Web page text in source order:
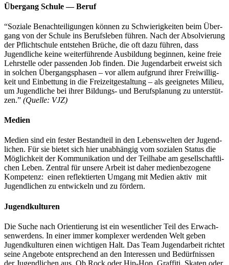
Über­gang Schu­le — Beruf
“Sozia­le Benach­tei­li­gun­gen kön­nen zu Schwie­rig­kei­ten beim Über­
gang von der Schu­le ins Berufs­le­ben füh­ren. Nach der Absol­vie­rung
der Pflicht­schu­le ent­ste­hen Brü­che, die oft dazu füh­ren, dass
Jugend­li­che kei­ne wei­ter­füh­ren­de Aus­bil­dung begin­nen, kei­ne freie
Lehr­stel­le oder pas­sen­den Job fin­den. Die Jugend­ar­beit erweist sich
in sol­chen Über­gangs­pha­sen – vor allem auf­grund ihrer Frei­wil­lig­
keit und Ein­bet­tung in die Frei­zeit­ge­stal­tung – als geeig­ne­tes Milieu,
um Jugend­li­che bei ihrer Bil­­dungs- und Berufs­pla­nung zu unter­stüt­
zen.” (Quel­le: VJZ)
Medien
Medi­en sind ein fes­ter Bestand­teil in den Lebens­wel­ten der Jugend­
li­chen. Für sie bie­tet sich hier unab­hän­gig vom sozia­len Sta­tus die
Mög­lich­keit der Kom­mu­ni­ka­ti­on und der Teil­ha­be am gesell­schaft­li­
chen Leben. Zen­tral für unse­re Arbeit ist daher medi­en­be­zo­ge­ne
Kom­pe­tenz: einen reflek­tier­ten Umgang mit Medi­en aktiv mit
Jugend­li­chen zu ent­wi­ckeln und zu fördern.
Jugendkulturen
Die Suche nach Ori­en­tie­rung ist ein wesent­li­cher Teil des Erwach­
sen­wer­dens. In einer immer kom­ple­xer wer­den­den Welt geben
Jugend­kul­tu­ren einen wich­ti­gen Halt. Das Team Jugend­ar­beit rich­tet
sei­ne Ange­bo­te ent­spre­chend an den Inter­es­sen und Bedürf­nis­sen
der Jugend­li­chen aus. Ob Rock oder Hip-Hop, Graf­fi­ti, Ska­ten oder